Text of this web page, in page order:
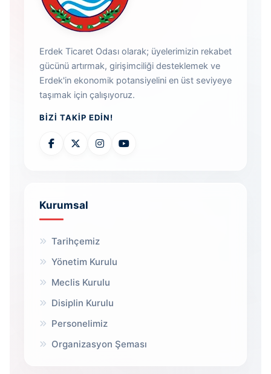
Erdek Ticaret Odası olarak; üyelerimizin rekabet
gücünü artırmak, girişimciliği desteklemek ve
Erdek'in ekonomik potansiyelini en üst seviyeye
taşımak için çalışıyoruz.
BIZI TAKIP EDIN!
Kurumsal
Tarihçemiz
Yönetim Kurulu
Meclis Kurulu
Disiplin Kurulu
Personelimiz
Organizasyon Şeması